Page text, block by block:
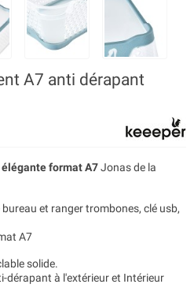
A7 anti dérapant
format A7Jonas de la
et ranger trombones, clé usb,
A7
solide.
dérapant à l'extérieur et Intérieur